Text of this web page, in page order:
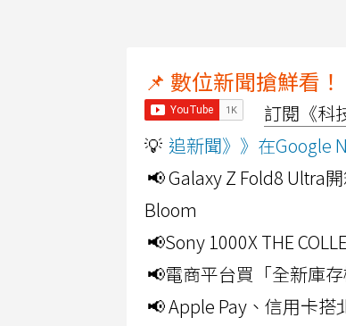
📌 數位新聞搶鮮看！
訂閱《科
💡 追新聞》》在Google
📢 Galaxy Z Fold8 Ultra
Bloom
📢Sony 1000X THE
📢電商平台買「全新庫
📢 Apple Pay、信用卡